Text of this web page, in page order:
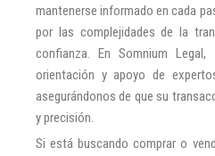
mantenerse informado en cada
por las complejidades de la
confianza. En Somnium
orientación y apoyo de
asegurándonos de que su
y precisión.
Si está buscando comprar o